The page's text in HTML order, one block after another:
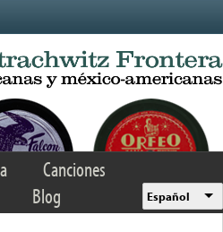
Canciones
Blog Español